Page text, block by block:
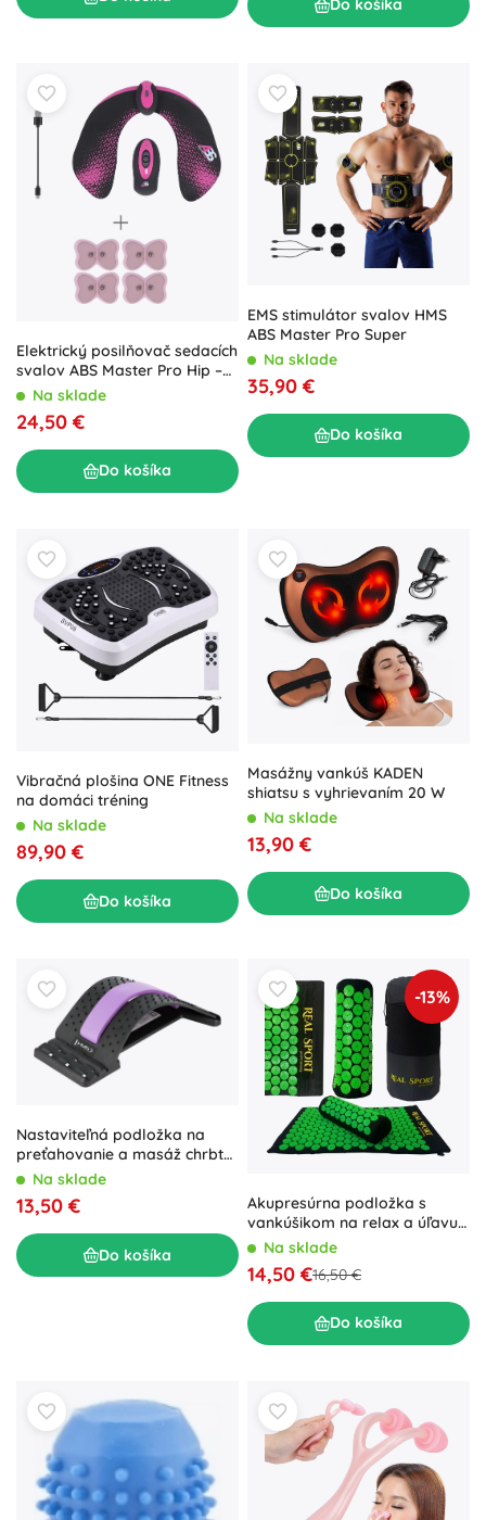
Do košíka
Elektrický posilňovač sedacích
svalov ABS Master Pro Hip –
EMS stimulátor
Na sklade
24,50 €
Do košíka
EMS stimulátor svalov HMS
ABS Master Pro Super
Na sklade
35,90 €
Do košíka
Vibračná plošina ONE Fitness
na domáci tréning
Na sklade
89,90 €
Do košíka
Masážny vankúš KADEN
shiatsu s vyhrievaním 20 W
Na sklade
13,90 €
Do košíka
Nastaviteľná podložka na
preťahovanie a masáž chrbta
HMS PRP01
Na sklade
13,50 €
Do košíka
-13%
Akupresúrna podložka s
vankúšikom na relax a úľavu
od bolesti
Na sklade
14,50 €16,50 €
Do košíka